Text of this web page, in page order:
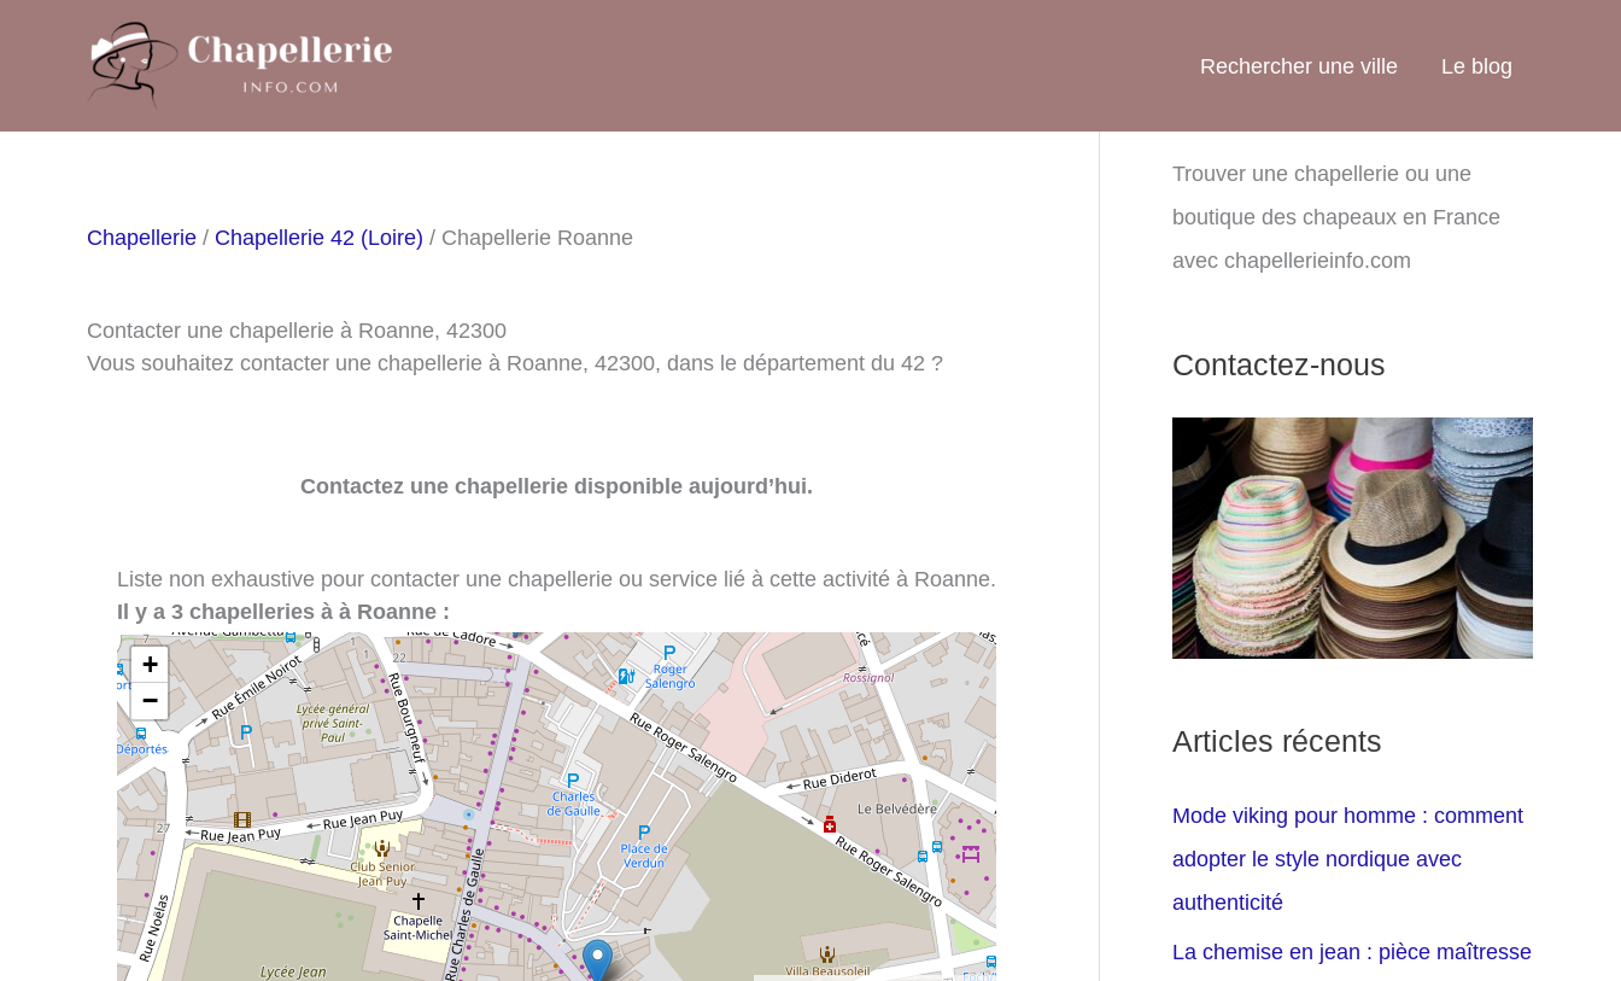
Rechercher une ville Le blog
Chapellerie / Chapellerie 42 (Loire) / Chapellerie Roanne
Contacter une chapellerie à Roanne, 42300
Vous souhaitez contacter une chapellerie à Roanne, 42300, dans le département du 42 ?
Contactez une chapellerie disponible aujourd’hui.
Liste non exhaustive pour contacter une chapellerie ou service lié à cette activité à Roanne.
Il y a 3 chapelleries à à Roanne :
+
−
Trouver une chapellerie ou une
boutique des chapeaux en France
avec chapellerieinfo.com
Contactez-nous
Articles récents
Mode viking pour homme : comment
adopter le style nordique avec
authenticité
La chemise en jean : pièce maîtresse